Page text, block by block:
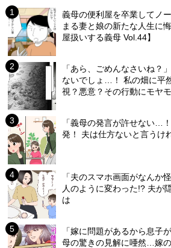
義母の便利屋を卒業してノ
まる妻と娘の新たな人生に
屋扱いする義母 Vol.44】
「あら、ごめんなさいね？
ないでしょ…！ 私の畑に平
視？悪意？その行動にモヤ
「義母の発言が許せない…
発！ 夫は仕方ないと言うけ
「夫のスマホ画面がなんか
人のように変わった!? 夫が
は
「嫁に問題があるから息子
母の驚きの見解に唖然…嫁